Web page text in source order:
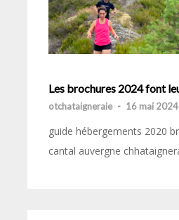
Les brochures 2024 font
otchataigneraie - 16 mai 2024
guide hébergements 2020
cantal auvergne